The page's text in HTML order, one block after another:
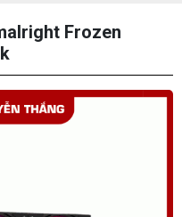
Frozen